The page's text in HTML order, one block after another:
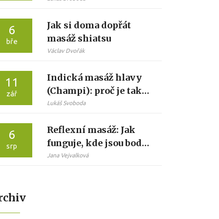
6
bře
Jak si doma dopřát
masáž shiatsu
Václav Dvořák
11
zář
Indická masáž hlavy
(Champi): proč je tak
oblíbená a co od ní
Lukáš Svoboda
6
srp
Reflexní masáž: Jak
funguje, kde jsou body
a co očekávat
Jana Vejvalková